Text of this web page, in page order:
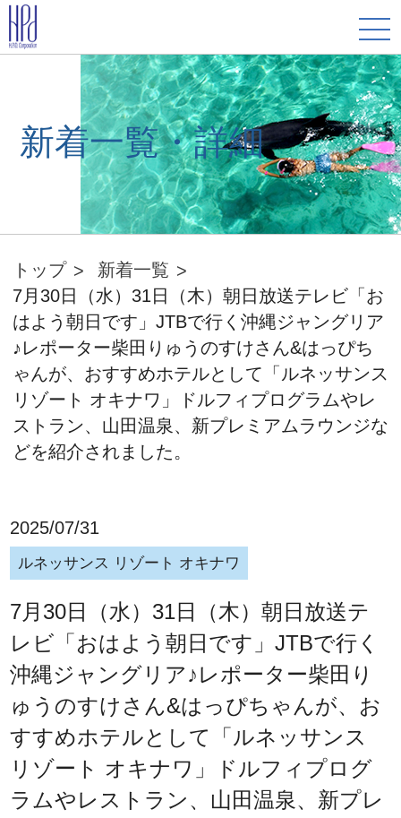
新着一覧・詳細
トップ
新着一覧
7月30日（水）31日（木）朝日放送テレビ「お
はよう朝日です」JTBで行く沖縄ジャングリア
♪レポーター柴田りゅうのすけさん&はっぴち
ゃんが、おすすめホテルとして「ルネッサンス
リゾート オキナワ」ドルフィプログラムやレ
ストラン、山田温泉、新プレミアムラウンジな
どを紹介されました。
2025/07/31
ルネッサンス リゾート オキナワ
7月30日（水）31日（木）朝日放送テ
レビ「おはよう朝日です」JTBで行く
沖縄ジャングリア♪レポーター柴田り
ゅうのすけさん&はっぴちゃんが、お
すすめホテルとして「ルネッサンス
リゾート オキナワ」ドルフィプログ
ラムやレストラン、山田温泉、新プレ